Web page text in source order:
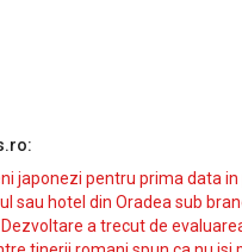
japonezi pentru prima data
sau hotel din Oradea sub
a trecut de